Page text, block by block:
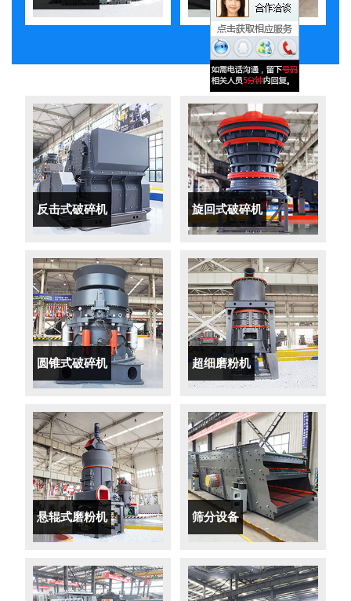
反击式破碎机 旋回式破碎机
圆锥式破碎机 超细磨粉机
悬辊式磨粉机 筛分设备